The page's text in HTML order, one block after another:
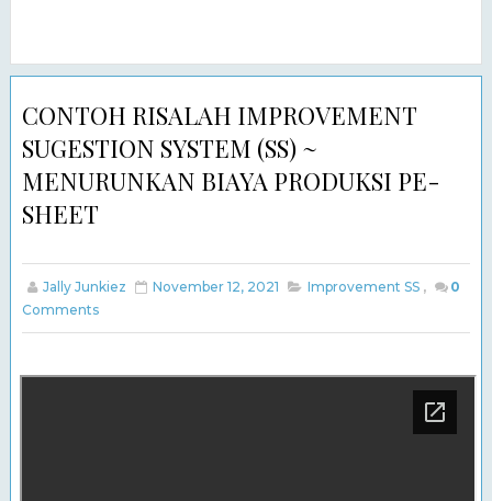
CONTOH RISALAH IMPROVEMENT
SUGESTION SYSTEM (SS) ~
MENURUNKAN BIAYA PRODUKSI PE-
SHEET
Jally Junkiez November 12, 2021 Improvement SS ,
0
Comments